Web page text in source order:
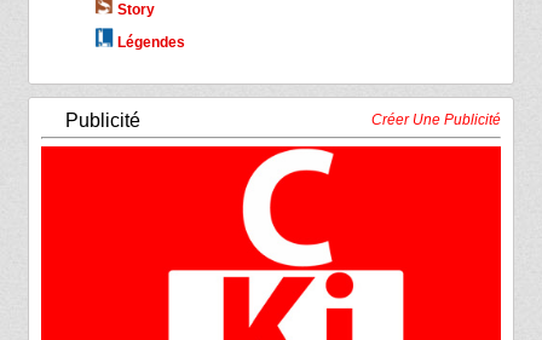
Story
Légendes
Publicité Créer Une Publicité